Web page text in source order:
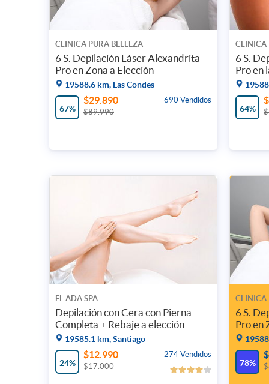
CLINICA PURA BELLEZA
6 S. Depilación Láser Alexandrita
Pro en Zona a Elección
19588.6 km, Las Condes
67%
690 Vendidos
$29.890
$89.990
CLINICA
6 S.
Pro en
64%
EL ADA SPA
Depilación con Cera con Pierna
Completa + Rebaje a elección
19585.1 km, Santiago
24%
274 Vendidos
$12.990
$17.000
CLINICA
6 S.
Pro en
78%